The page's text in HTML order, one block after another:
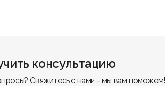
консультацию
Свяжитесь с нами - мы вам поможем!